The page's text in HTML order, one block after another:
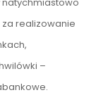
realizowanie
–